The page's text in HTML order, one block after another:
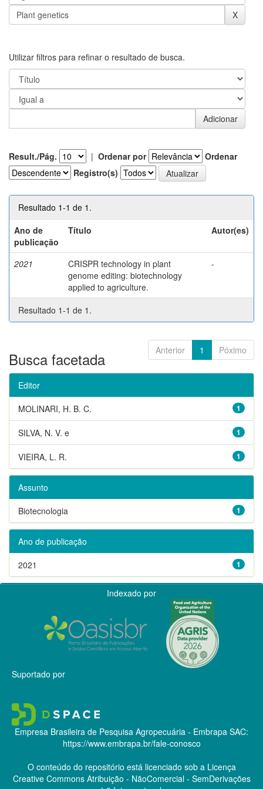
Utilizar filtros para refinar o resultado de busca.
Result./Pág. | Ordenar por
Ordenar
Registro(s)
Resultado 1-1 de 1.
Ano de
publicação
Título Autor(es)
2021
CRISPR technology in plant
genome editing: biotechnology
applied to agriculture.
-
Resultado 1-1 de 1.
Anterior 1 Póximo
Busca facetada
Editor
1
MOLINARI, H. B. C.
1
SILVA, N. V. e
1
VIEIRA, L. R.
Assunto
1
Biotecnologia
Ano de publicação
1
2021
Indexado por
Suportado por
Empresa Brasileira de Pesquisa Agropecuária - Embrapa SAC:
https://www.embrapa.br/fale-conosco
O conteúdo do repositório está licenciado sob a Licença
Creative CommonsAtribuição - NãoComercial - SemDerivações